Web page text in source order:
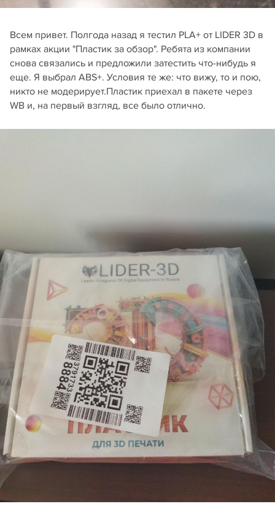
Всем привет. Полгода назад я тестил PLA+ от LIDER 3D в
рамках акции "Пластик за обзор". Ребята из компании
снова связались и предложили затестить что-нибудь я
еще. Я выбрал ABS+. Условия те же: что вижу, то и пою,
никто не модерирует.Пластик приехал в пакете через
WB и, на первый взгляд, все было отлично.